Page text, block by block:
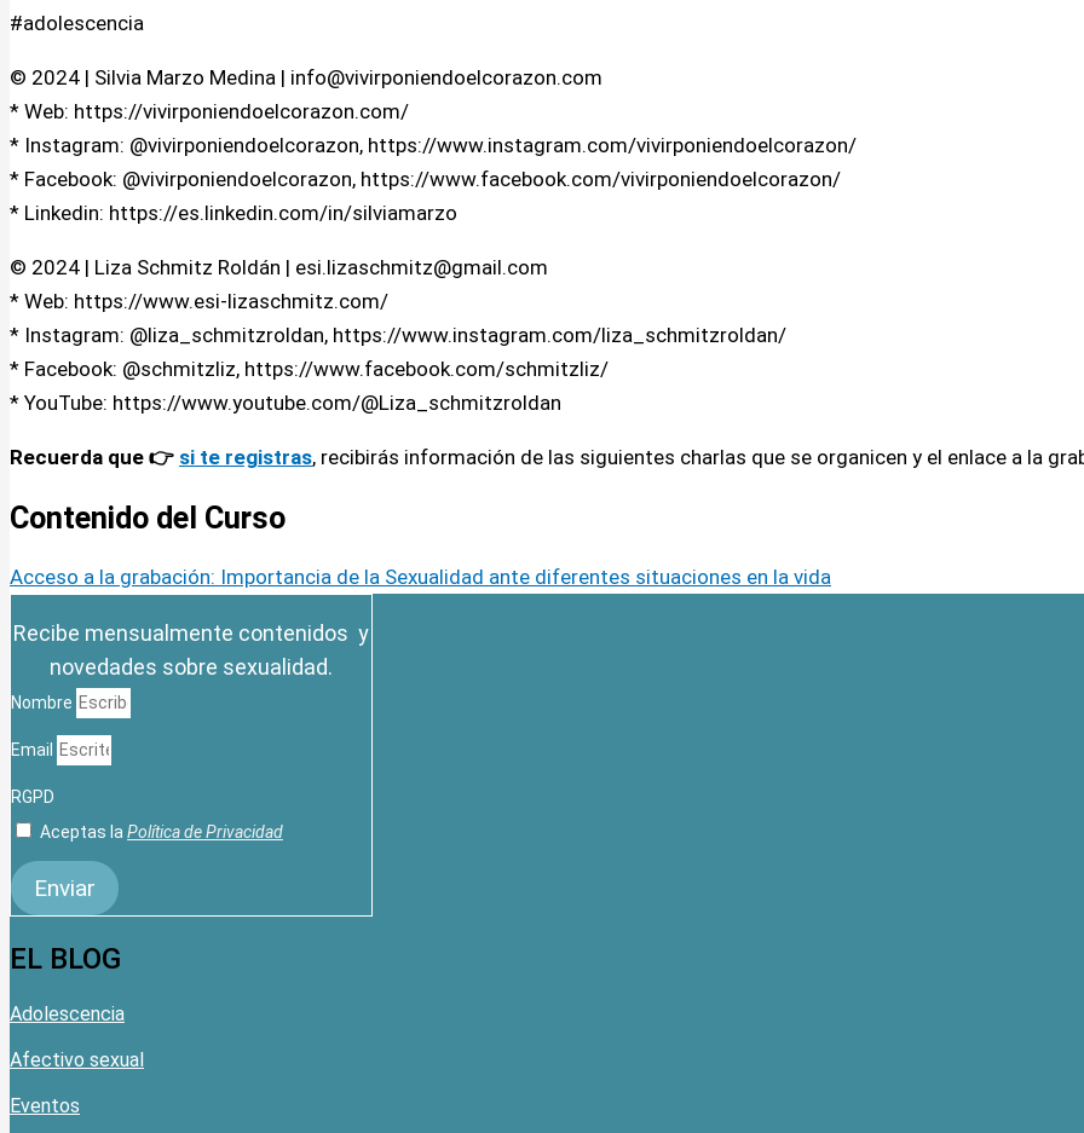
#adolescencia
© 2024 | Silvia Marzo Medina | info@vivirponiendoelcorazon.com
* Web: https://vivirponiendoelcorazon.com/
* Instagram: @vivirponiendoelcorazon, https://www.instagram.com/vivirponiendoelcorazon/
* Facebook: @vivirponiendoelcorazon, https://www.facebook.com/vivirponiendoelcorazon/
* Linkedin: https://es.linkedin.com/in/silviamarzo
© 2024 | Liza Schmitz Roldán | esi.lizaschmitz@gmail.com
* Web: https://www.esi-lizaschmitz.com/
* Instagram: @liza_schmitzroldan, https://www.instagram.com/liza_schmitzroldan/
* Facebook: @schmitzliz, https://www.facebook.com/schmitzliz/
* YouTube: https://www.youtube.com/@Liza_schmitzroldan
Recuerda que 👉 si te registras, recibirás información de las siguientes charlas que se organicen y el enlace a la
Contenido del Curso
Acceso a la grabación: Importancia de la Sexualidad ante diferentes situaciones en la vida
Recibe mensualmente contenidos y
novedades sobre sexualidad.
Nombre
Email
RGPD
Aceptas la Política de Privacidad
Enviar
EL BLOG
Adolescencia
Afectivo sexual
Eventos